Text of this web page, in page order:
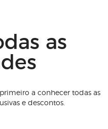
as
a conhecer todas as
e descontos.